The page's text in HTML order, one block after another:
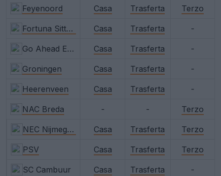
Feyenoord Casa Trasferta Terzo
Fortuna Sittard Casa Trasferta -
Go Ahead Eagles Casa Trasferta -
Groningen Casa Trasferta -
Heerenveen Casa Trasferta -
NAC Breda - - Terzo
NEC Nijmegen Casa Trasferta Terzo
PSV Casa Trasferta Terzo
SC Cambuur Casa Trasferta -